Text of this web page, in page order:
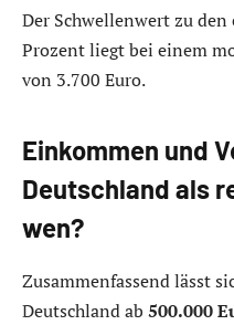
Der Schwellenwert zu
Prozent liegt bei einem
von 3.700 Euro.
Einkommen und
Deutschland als
wen?
Zusammenfassend lässt
Deutschland ab 500.000